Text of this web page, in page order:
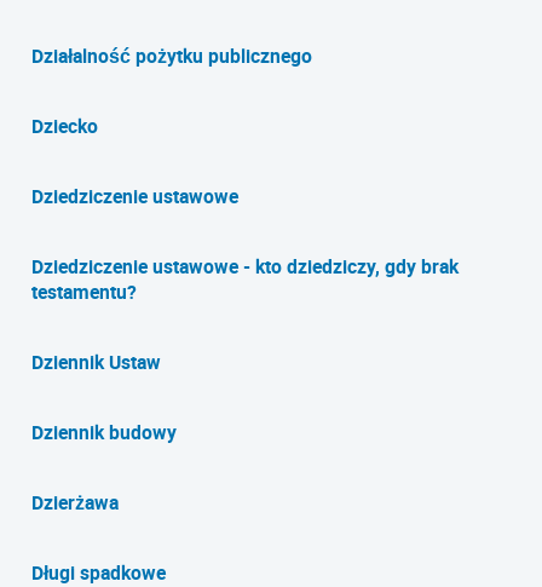
Działalność pożytku publicznego
Dziecko
Dziedziczenie ustawowe
Dziedziczenie ustawowe - kto dziedziczy, gdy brak
testamentu?
Dziennik Ustaw
Dziennik budowy
Dzierżawa
Długi spadkowe